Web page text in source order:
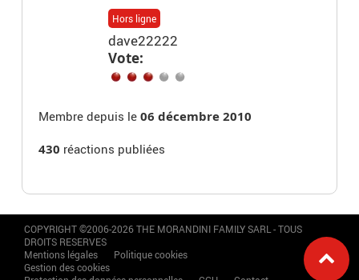
Hors ligne
dave22222
Vote:
Membre depuis le06 décembre 2010
430 réactions publiées
COPYRIGHT ©2006-2026 THE MORANDINI FAMILY SARL - TOUS
DROITS RESERVES
Mentions légales
Politique cookies
Gestion des cookies